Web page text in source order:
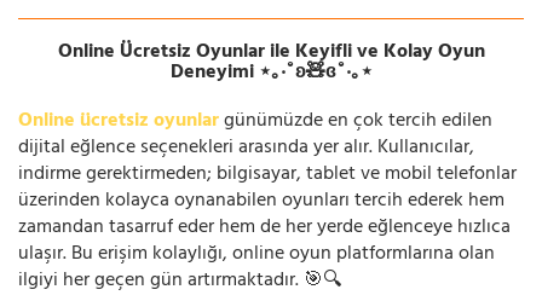
Online Ücretsiz Oyunlar ile Keyifli ve Kolay Oyun
Deneyimi ⋆｡‧˚ʚ🧸ɞ˚‧｡⋆
Online ücretsiz oyunlargünümüzde en çok tercih edilen
dijital eğlence seçenekleri arasında yer alır. Kullanıcılar,
indirme gerektirmeden; bilgisayar, tablet ve mobil telefonlar
üzerinden kolayca oynanabilen oyunları tercih ederek hem
zamandan tasarruf eder hem de her yerde eğlenceye hızlıca
ulaşır. Bu erişim kolaylığı, online oyun platformlarına olan
ilgiyi her geçen gün artırmaktadır. 🎯🔍